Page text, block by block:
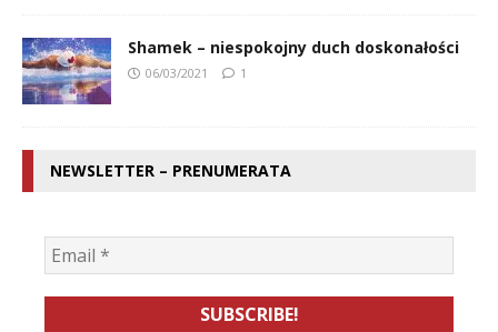
Shamek – niespokojny duch doskonałości
06/03/2021 1
NEWSLETTER – PRENUMERATA